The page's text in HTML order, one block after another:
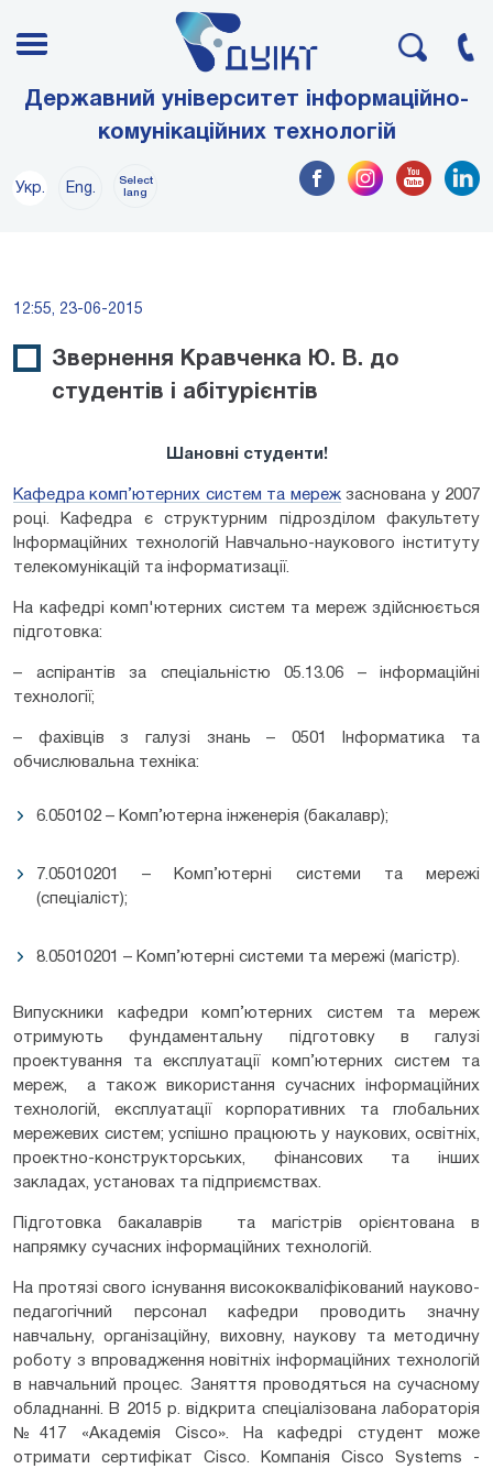
Державний університет інформаційно-
комунікаційних технологій
Укр. Eng.
Select
lang
12:55, 23-06-2015
Звернення Кравченка Ю. В. до
студентів і абітурієнтів
Шановні студенти!
Кафедра комп’ютерних систем та мережзаснована у 2007
році. Кафедра є структурним підрозділом факультету
Інформаційних технологій Навчально-наукового інституту
телекомунікацій та інформатизації.
На кафедрі комп'ютерних систем та мереж здійснюється
підготовка:
– аспірантів за спеціальністю 05.13.06 – інформаційні
технології;
– фахівців з галузі знань – 0501 Інформатика та
обчислювальна техніка:
6.050102 – Комп’ютерна інженерія (бакалавр);
7.05010201 – Комп’ютерні системи та мережі
(спеціаліст);
8.05010201 – Комп’ютерні системи та мережі (магістр).
Випускники кафедри комп’ютерних систем та мереж
отримують фундаментальну підготовку в галузі
проектування та експлуатації комп’ютерних систем та
мереж, а також використання сучасних інформаційних
технологій, експлуатації корпоративних та глобальних
мережевих систем; успішно працюють у наукових, освітніх,
проектно-конструкторських, фінансових та інших
закладах, установах та підприємствах.
Підготовка бакалаврів та магістрів орієнтована в
напрямку сучасних інформаційних технологій.
На протязі свого існування висококваліфікований науково-
педагогічний персонал кафедри проводить значну
навчальну, організаційну, виховну, наукову та методичну
роботу з впровадження новітніх інформаційних технологій
в навчальний процес. Заняття проводяться на сучасному
обладнанні. В 2015 р. відкрита спеціалізована лабораторія
№417 «Академія Cisco». На кафедрі студент може
отримати сертифікат Cisco. Компанія Cisco Systems -